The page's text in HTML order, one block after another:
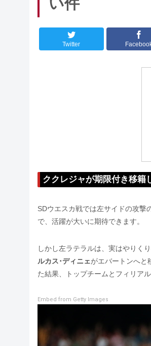
Twitter
ククレジャが期限付き移籍
SDウエスカ戦では左サイドの攻撃
で、活躍が大いに期待できます。
しかし左ラテラルは、実はやりく
ルカス･ディニェがエバートンへと
た結果、トップチームとフィリア
Embed from Getty Images